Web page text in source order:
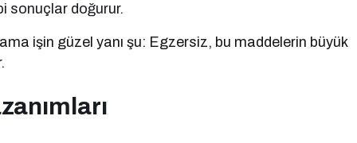
sonuçlar doğurur.
işin güzel yanı şu: Egzersiz, bu maddelerin büyük